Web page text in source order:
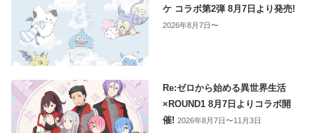
ケ コラボ第2弾 8月7日より発売!
2026年8月7日〜
Re:ゼロから始める異世界生活
×ROUND1 8月7日よりコラボ開
催!2026年8月7日〜11月3日